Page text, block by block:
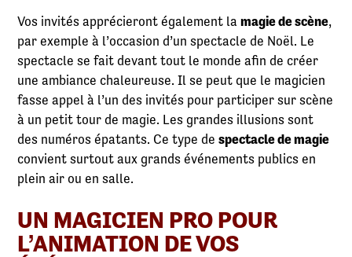
Vos invités apprécieront également lamagie de scène,
par exemple à l’occasion d’un spectacle de Noël. Le
spectacle se fait devant tout le monde afin de créer
une ambiance chaleureuse. Il se peut que le magicien
fasse appel à l’un des invités pour participer sur scène
à un petit tour de magie. Les grandes illusions sont
des numéros épatants. Ce type despectacle de magie
convient surtout aux grands événements publics en
plein air ou en salle.
UN MAGICIEN PRO POUR
L’ANIMATION DE VOS